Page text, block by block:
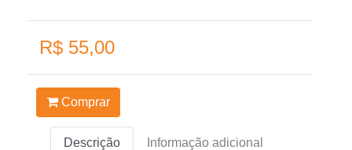
R$ 55,00
Comprar
Descrição Informação adicional